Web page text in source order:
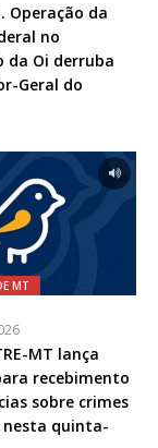
Operação da
no
da Oi derruba
Geral do
MT
MT lança
recebimento
sobre crimes
quinta-